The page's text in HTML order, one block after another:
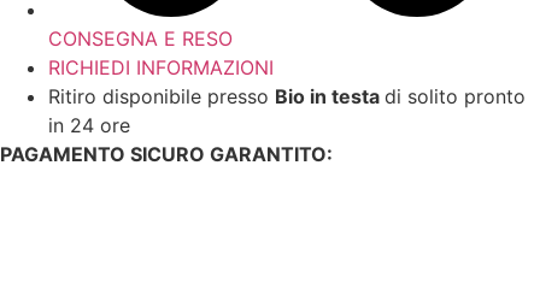
CONSEGNA E RESO
RICHIEDI INFORMAZIONI
Ritiro disponibile presso Bio in testa di solito pronto
in 24 ore
PAGAMENTO SICURO GARANTITO: